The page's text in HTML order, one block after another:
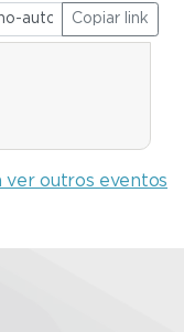
Copiar link
ver outros eventos